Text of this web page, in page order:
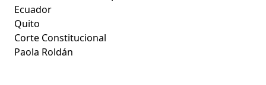
Ecuador
Quito
Corte Constitucional
Paola Roldán